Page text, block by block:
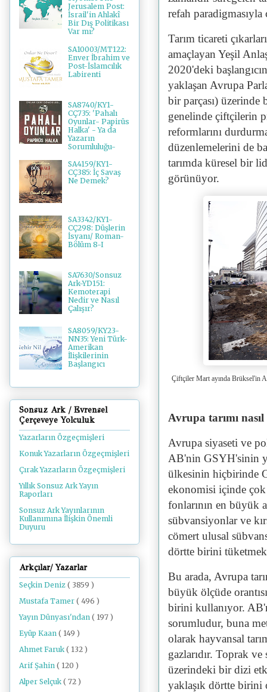
refah paradigmasıyla
Tarım ticareti
amaçlayan Yeşil
2020'deki
yaklaşan Avrupa
bir parçası)
genelinde çiftçilerin
reformlarını
düzenlemelerini de
tarımda küresel bir
görünüyor.
Çiftçiler Mart ayında Brüksel'in
Avrupa tarımı
Avrupa siyaseti ve
AB'nin GSYH'sinin
ülkesinin hiçbirinde
ekonomisi içinde
fonlarının en büyük
sübvansiyonlar ve
cömert ulusal
dörtte birini
Bu arada, Avrupa
büyük ölçüde
birini kullanıyor.
sorumludur, buna
olarak hayvansal
gazlarıdır. Toprak
üzerindeki bir dizi
yaklaşık dörtte birini
Jerusalem Post:
İsrail'in Ahlakî
Bir Dış Politikası
Var mı?
SA10003/MT122:
Enver İbrahim ve
Post-İslamcılık
Labirenti
SA8740/KY1-
CÇ735: 'Pahalı
Oyunlar- Papirüs
Halka' - Ya da
Yazarın
Sorumluluğu-
SA4159/KY1-
CÇ385: İç Savaş
Ne Demek?
SA3342/KY1-
CÇ298: Düşlerin
İsyanı/ Roman-
Bölüm 8-I
SA7630/Sonsuz
Ark-YD151:
Kemoterapi
Nedir ve Nasıl
Çalışır?
SA8059/KY23-
NN35: Yeni Türk-
Amerikan
İlişkilerinin
Başlangıcı
Sonsuz Ark / Evrensel
Çerçeveye Yolculuk
Yazarların Özgeçmişleri
Konuk Yazarların Özgeçmişleri
Çırak Yazarların Özgeçmişleri
Yıllık Sonsuz Ark Yayın
Raporları
Sonsuz Ark Yayınlarının
Kullanımına İlişkin Önemli
Duyuru
Arkçılar/ Yazarlar
Seçkin Deniz ( 3859 )
Mustafa Tamer ( 496 )
Yayın Dünyası'ndan ( 197 )
Eyüp Kaan ( 149 )
Ahmet Faruk ( 132 )
Arif Şahin ( 120 )
Alper Selçuk ( 72 )